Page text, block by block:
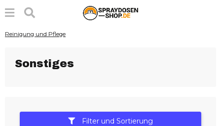
Reinigung und Pflege
Sonstiges
Filter und Sortierung